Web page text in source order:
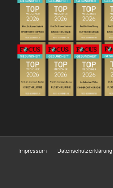
Impressum Datenschutzerklärung